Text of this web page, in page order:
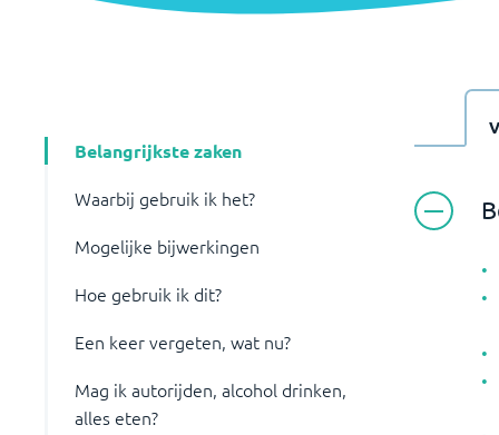
Belangrijkste zaken
Waarbij gebruik ik het?
Mogelijke bijwerkingen
Hoe gebruik ik dit?
Een keer vergeten, wat nu?
Mag ik autorijden, alcohol drinken,
alles eten?